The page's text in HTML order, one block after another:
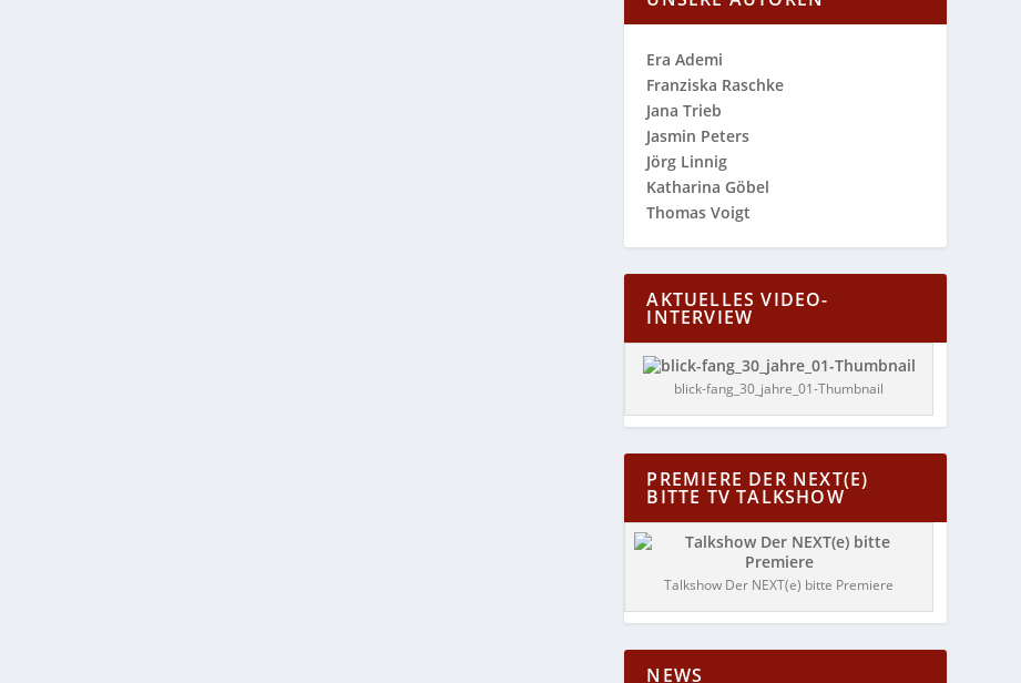
Era Ademi
Franziska Raschke
Jana Trieb
Jasmin Peters
Jörg Linnig
Katharina Göbel
Thomas Voigt
AKTUELLES VIDEO-
INTERVIEW
blick-fang_30_jahre_01-Thumbnail
PREMIERE DER NEXT(E)
BITTE TV TALKSHOW
Talkshow Der NEXT(e) bitte Premiere
NEWS